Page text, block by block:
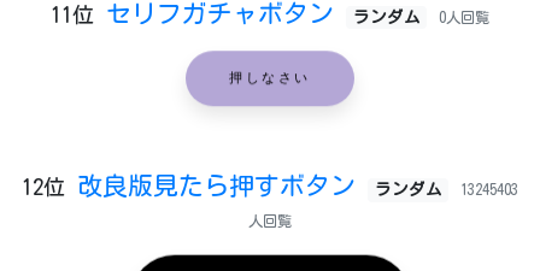
11位 セリフガチャボタン ランダム 0人回覧
押しなさい
12位 改良版見たら押すボタン ランダム 13245403
人回覧